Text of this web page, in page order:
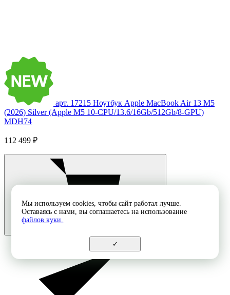
арт. 17215 Ноутбук Apple MacBook Air 13 M5
(2026) Silver (Apple M5 10-CPU/13.6/16Gb/512Gb/8-GPU)
MDH74
112 499 ₽
Мы используем cookies, чтобы сайт работал лучше.
Оставаясь с нами, вы соглашаетесь на использование
файлов куки.
✓